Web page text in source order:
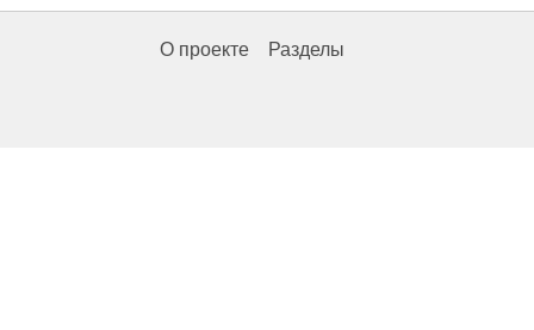
О проекте Разделы